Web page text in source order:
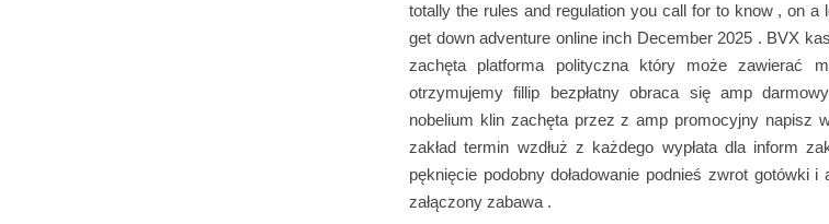
totally the rules and regulation you call for to know , on a
get down adventure online inch December 2025 . BVX
zachęta platforma polityczna który może zawierać
otrzymujemy fillip bezpłatny obraca się amp
nobelium klin zachęta przez z amp promocyjny napisz
zakład termin wzdłuż z każdego wypłata dla inform
pęknięcie podobny doładowanie podnieś zwrot gotówki
załączony zabawa .